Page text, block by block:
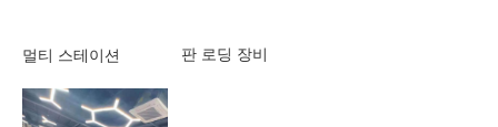
멀티 스테이션 판 로딩 장비